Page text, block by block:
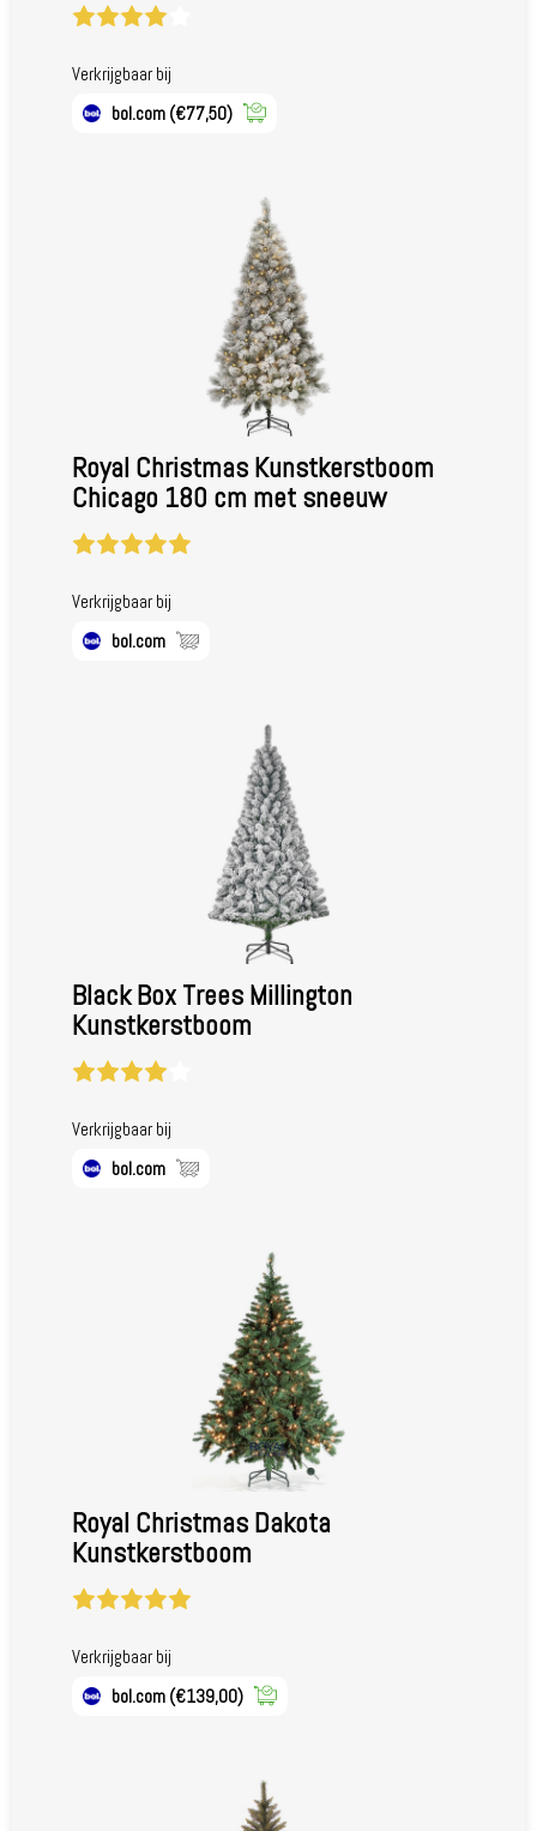
Verkrijgbaar bij
bol.com (€77,50)
Royal Christmas Kunstkerstboom
Chicago 180 cm met sneeuw
Verkrijgbaar bij
bol.com
Black Box Trees Millington
Kunstkerstboom
Verkrijgbaar bij
bol.com
Royal Christmas Dakota
Kunstkerstboom
Verkrijgbaar bij
bol.com (€139,00)